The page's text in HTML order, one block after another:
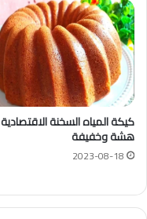
كيكة المياه السخنة الاقتصادية
هشة وخفيفة
2023-08-18